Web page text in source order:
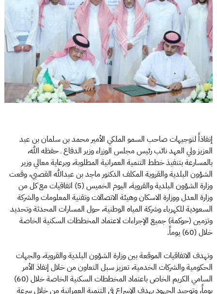
إنفاذاً لتوجيهات صاحب السمو الملكي الأمير محمد بن سلمان بن عبد
العزيز ولي العهد نائب رئيس مجلس الوزراء وزير الدفاع ـ حفظه الله،
بالمسارعة بتنفيذ خطط التنمية العمرانية المطلوبة، وبرعاية معالي وزير
الشؤون البلدية والقروية المكلف الدكتور ماجد بن عبدالله القصبي، وقعت
وزارة الشؤون البلدية والقروية، اليوم الخميس (5) اتفاقيات مع كل من
وزارة العدل ووزارة الاسكان وهيئة الاتصالات وتقنية المعلومات والشركة
السعودية للكهرباء وشركة المياه الوطنية، حول المسارات المحدثة وتحديد
وتزمين (حوكمة) جميع الإجراءات لاعتماد المخططات السكنية الخاصة
خلال (60) يوماً.
وتهدف الاتفاقيات الموقعة بين وزارة الشؤون البلدية والقروية، والجهات
الحكومية والشركات الخدمية، تعزيز سبل التعاون من خلال إنفاذ الأمر
السامي الكريم الخاص باعتماد المخططات السكنية الخاصة خلال (60)
يوماً، وتوحيد الجهود بهدف الإسراع في التنمية العمرانية من خلال سرعة